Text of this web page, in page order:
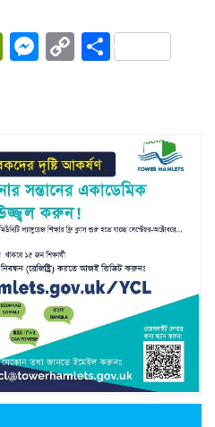
PrintFriendly
Messenger
CopyShare